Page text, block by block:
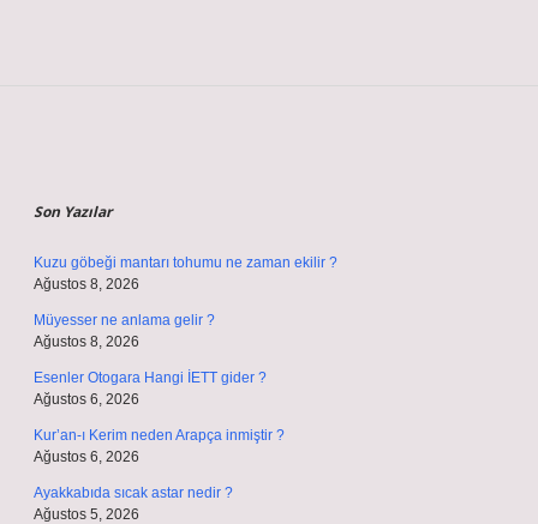
Son Yazılar
Kuzu göbeği mantarı tohumu ne zaman ekilir ?
Ağustos 8, 2026
Müyesser ne anlama gelir ?
Ağustos 8, 2026
Esenler Otogara Hangi İETT gider ?
Ağustos 6, 2026
Kur’an-ı Kerim neden Arapça inmiştir ?
Ağustos 6, 2026
Ayakkabıda sıcak astar nedir ?
Ağustos 5, 2026